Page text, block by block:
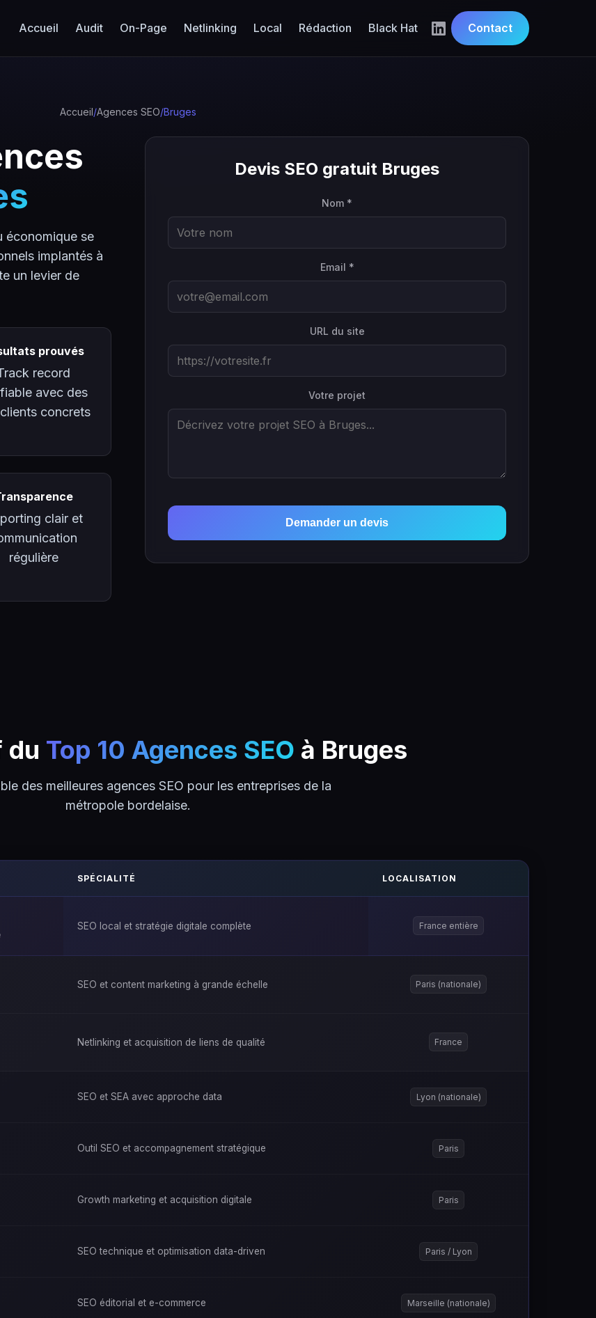
Accueil Audit On-Page Netlinking Local Rédaction Black Hat Contact
Accueil/Agences SEO/Bruges
économique se
implantés à
un levier de
prouvés
record
avec des
concrets
clair et
régulière
Devis SEO gratuit Bruges
Nom *
Email *
URL du site
Votre projet
Demander un devis
du Top 10 Agences SEO à Bruges
des meilleures agences SEO pour les entreprises de la
métropole bordelaise.
SPÉCIALITÉ LOCALISATION
SEO local et stratégie digitale complète France entière
SEO et content marketing à grande échelle Paris (nationale)
Netlinking et acquisition de liens de qualité France
SEO et SEA avec approche data Lyon (nationale)
Outil SEO et accompagnement stratégique Paris
Growth marketing et acquisition digitale Paris
SEO technique et optimisation data-driven Paris / Lyon
SEO éditorial et e-commerce Marseille (nationale)